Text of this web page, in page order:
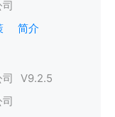
简介
V9.2.5